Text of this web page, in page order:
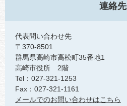
連絡先
代表問い合わせ先
〒370-8501
群馬県高崎市高松町35番地1
高崎市役所 2階
Tel：027-321-1253
Fax：027-321-1161
メールでのお問い合わせはこちら